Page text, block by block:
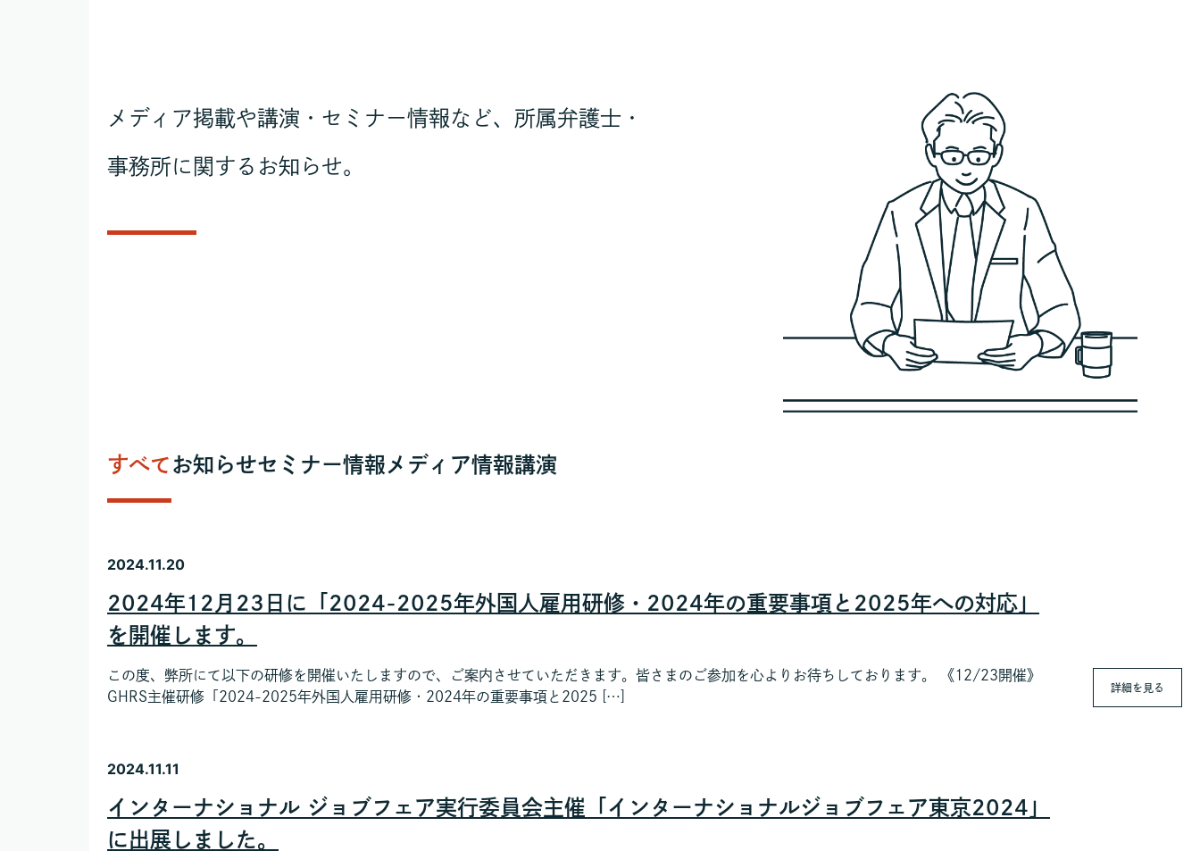
メディア掲載や講演・セミナー情報など、所属弁護士・
事務所に関するお知らせ。
すべて お知らせセミナー情報 メディア情報講演
2024.11.20
2024年12月23日に「2024-2025年外国人雇用研修・2024年の重要事項と2025年への対応」
を開催します。
この度、弊所にて以下の研修を開催いたしますので、ご案内させていただきます。皆さまのご参加を心よりお待ちしております。 《12/23開催》
GHRS主催研修「2024-2025年外国人雇用研修・2024年の重要事項と2025 […]
詳細を見る
2024.11.11
インターナショナル ジョブフェア実行委員会主催「インターナショナルジョブフェア東京2024」
に出展しました。